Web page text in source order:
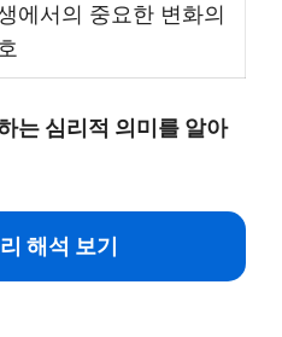
에서의 중요한 변화의
는 심리적 의미를 알아
해석 보기